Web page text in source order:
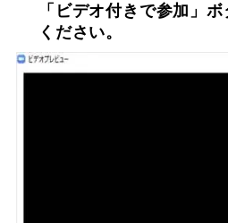
「ビデオ付きで参加」
ください。